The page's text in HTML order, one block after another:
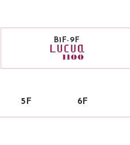
5F 6F
B1F-9F